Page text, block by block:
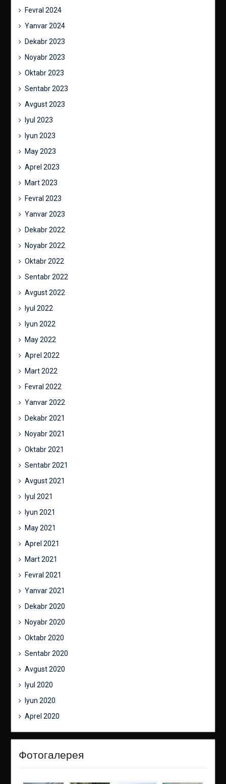
Fevral 2024
Yanvar 2024
Dekabr 2023
Noyabr 2023
Oktabr 2023
Sentabr 2023
Avgust 2023
Iyul 2023
Iyun 2023
May 2023
Aprel 2023
Mart 2023
Fevral 2023
Yanvar 2023
Dekabr 2022
Noyabr 2022
Oktabr 2022
Sentabr 2022
Avgust 2022
Iyul 2022
Iyun 2022
May 2022
Aprel 2022
Mart 2022
Fevral 2022
Yanvar 2022
Dekabr 2021
Noyabr 2021
Oktabr 2021
Sentabr 2021
Avgust 2021
Iyul 2021
Iyun 2021
May 2021
Aprel 2021
Mart 2021
Fevral 2021
Yanvar 2021
Dekabr 2020
Noyabr 2020
Oktabr 2020
Sentabr 2020
Avgust 2020
Iyul 2020
Iyun 2020
Aprel 2020
Фотогалерея